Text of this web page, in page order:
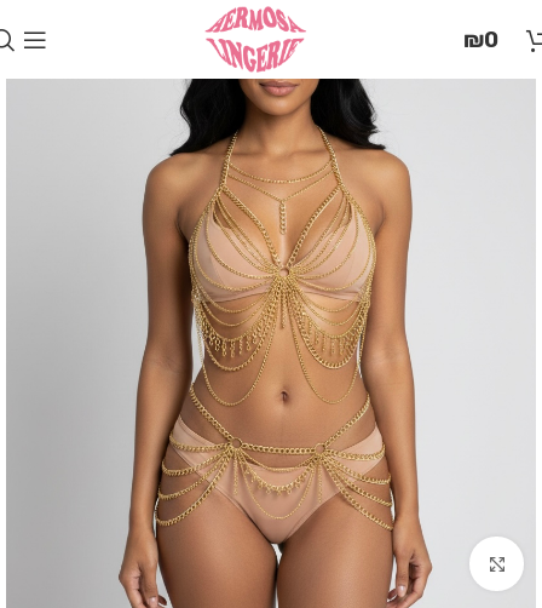
זֶה
₪0
Click to enlarge